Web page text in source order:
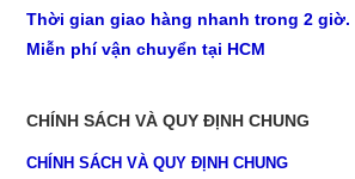
Thời gian giao hàng nhanh trong 2 giờ.
Miễn phí vận chuyển tại HCM
CHÍNH SÁCH VÀ QUY ĐỊNH CHUNG
CHÍNH SÁCH VÀ QUY ĐỊNH CHUNG